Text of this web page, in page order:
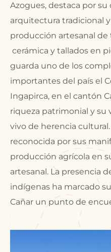
Azogues, destaca por
arquitectura tradicional
producción artesanal
cerámica y tallados en
guarda uno de los
importantes del país el
Ingapirca, en el cantón
riqueza patrimonial y
vivo de herencia
reconocida por sus
producción agrícola en
artesanal. La presencia
indígenas ha marcado
Cañar un punto de